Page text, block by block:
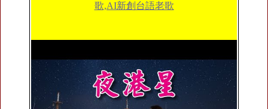
歌,AI新創台語老歌